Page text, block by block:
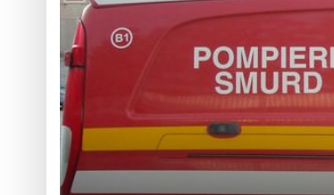
„Zilele
Muzeul
„CÂNTECELE MUNȚILOR” DE LA SIBIU
DE